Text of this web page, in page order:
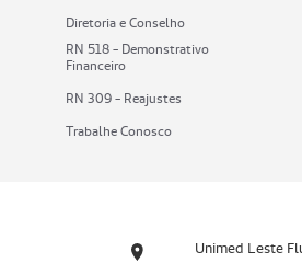
Diretoria e Conselho
RN 518 - Demonstrativo
Financeiro
RN 309 - Reajustes
Trabalhe Conosco
Unimed Leste